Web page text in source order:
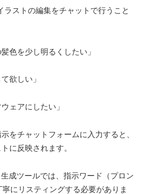
ラストの編集をチャットで行うこと
色を少し明るくしたい」
欲しい」
ェアにしたい」
をチャットフォームに入力すると、
に反映されます。
成ツールでは、指示ワード（プロン
にリスティングする必要がありま